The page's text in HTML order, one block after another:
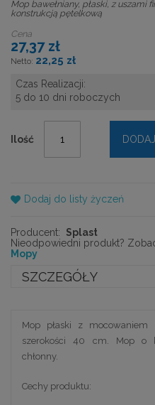
Mop bawełniany, płaski, z uszami
konstrukcją pętelkową
Cena
27,37 zł
22,25 zł
Czas Realizacji:
5 do 10 dni roboczych
Ilość
Dodaj do listy życzeń
Producent:
Splast
Nieodpowiedni produkt?
Mopy
SZCZEGÓŁY
Mop płaski z mocowaniem
szerokości 40 cm. Mop o
chłonny.
Cechy produktu: